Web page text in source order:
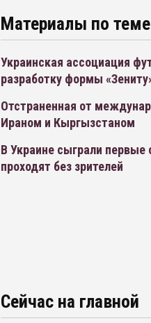
Материалы по теме
Украинская ассоциация
разработку формы
Отстраненная от
Ираном и Кыргызстаном
В Украине сыграли
проходят без зрителей
Сейчас на главной